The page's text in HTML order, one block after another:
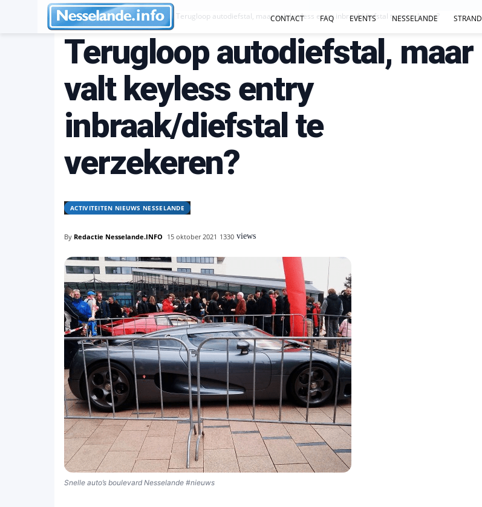
CONTACT FAQ EVENTS NESSELANDE STRAND
Activiteiten Nieuws Nesselande Terugloop autodiefstal, maar valt keyless entry inbraak/diefstal te verzekeren?
Terugloop autodiefstal, maar
valt keyless entry
inbraak/diefstal te
verzekeren?
ACTIVITEITEN NIEUWS NESSELANDE
By Redactie Nesselande.INFO 15 oktober 2021 1330 views
Snelle auto’s boulevard Nesselande #nieuws